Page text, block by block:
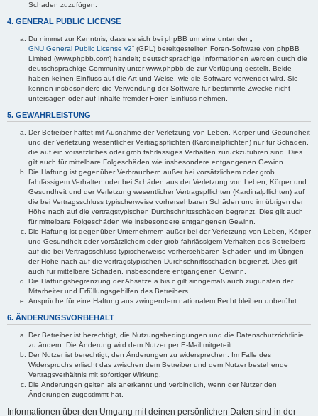
Schaden zuzufügen.
4. GENERAL PUBLIC LICENSE
Du nimmst zur Kenntnis, dass es sich bei phpBB um eine unter der „
GNU General Public License v2“ (GPL) bereitgestellten Foren-Software von phpBB
Limited (www.phpbb.com) handelt; deutschsprachige Informationen werden durch die
deutschsprachige Community unter www.phpbb.de zur Verfügung gestellt. Beide
haben keinen Einfluss auf die Art und Weise, wie die Software verwendet wird. Sie
können insbesondere die Verwendung der Software für bestimmte Zwecke nicht
untersagen oder auf Inhalte fremder Foren Einfluss nehmen.
5. GEWÄHRLEISTUNG
Der Betreiber haftet mit Ausnahme der Verletzung von Leben, Körper und Gesundheit
und der Verletzung wesentlicher Vertragspflichten (Kardinalpflichten) nur für Schäden,
die auf ein vorsätzliches oder grob fahrlässiges Verhalten zurückzuführen sind. Dies
gilt auch für mittelbare Folgeschäden wie insbesondere entgangenen Gewinn.
Die Haftung ist gegenüber Verbrauchern außer bei vorsätzlichem oder grob
fahrlässigem Verhalten oder bei Schäden aus der Verletzung von Leben, Körper und
Gesundheit und der Verletzung wesentlicher Vertragspflichten (Kardinalpflichten) auf
die bei Vertragsschluss typischerweise vorhersehbaren Schäden und im übrigen der
Höhe nach auf die vertragstypischen Durchschnittsschäden begrenzt. Dies gilt auch
für mittelbare Folgeschäden wie insbesondere entgangenen Gewinn.
Die Haftung ist gegenüber Unternehmern außer bei der Verletzung von Leben, Körper
und Gesundheit oder vorsätzlichem oder grob fahrlässigem Verhalten des Betreibers
auf die bei Vertragsschluss typischerweise vorhersehbaren Schäden und im Übrigen
der Höhe nach auf die vertragstypischen Durchschnittsschäden begrenzt. Dies gilt
auch für mittelbare Schäden, insbesondere entgangenen Gewinn.
Die Haftungsbegrenzung der Absätze a bis c gilt sinngemäß auch zugunsten der
Mitarbeiter und Erfüllungsgehilfen des Betreibers.
Ansprüche für eine Haftung aus zwingendem nationalem Recht bleiben unberührt.
6. ÄNDERUNGSVORBEHALT
Der Betreiber ist berechtigt, die Nutzungsbedingungen und die Datenschutzrichtlinie
zu ändern. Die Änderung wird dem Nutzer per E-Mail mitgeteilt.
Der Nutzer ist berechtigt, den Änderungen zu widersprechen. Im Falle des
Widerspruchs erlischt das zwischen dem Betreiber und dem Nutzer bestehende
Vertragsverhältnis mit sofortiger Wirkung.
Die Änderungen gelten als anerkannt und verbindlich, wenn der Nutzer den
Änderungen zugestimmt hat.
Informationen über den Umgang mit deinen persönlichen Daten sind in der